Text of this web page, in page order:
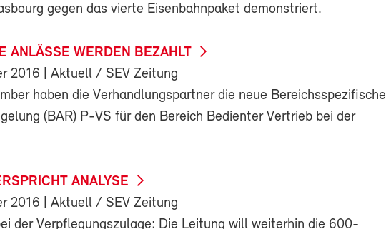
gegen das vierte Eisenbahnpaket demonstriert.
ANLÄSSE WERDEN BEZAHLT
2016 | Aktuell / SEV Zeitung
haben die Verhandlungspartner die neue Bereichsspezifische
(BAR) P-VS für den Bereich Bedienter Vertrieb bei der
ANALYSE
2016 | Aktuell / SEV Zeitung
der Verpflegungszulage: Die Leitung will weiterhin die 600-